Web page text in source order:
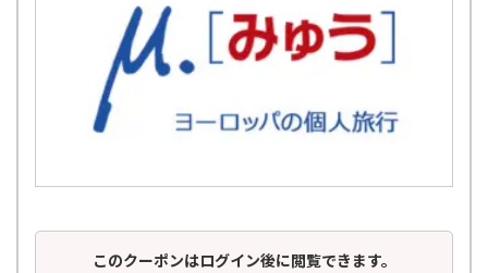
このクーポンはログイン後に閲覧できます。